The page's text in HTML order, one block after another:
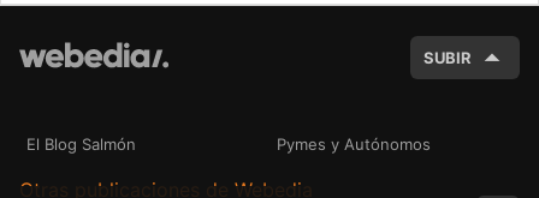
SUBIR
El Blog Salmón Pymes y Autónomos
Otras publicaciones de Webedia